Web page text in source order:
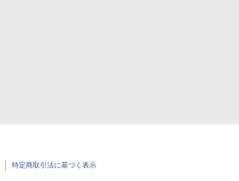
特定商取引法に基づく表示